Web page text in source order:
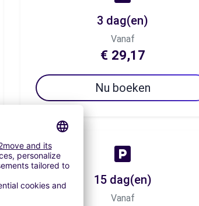
3 dag(en)
Vanaf
€ 29,17
Nu boeken
15 dag(en)
Vanaf